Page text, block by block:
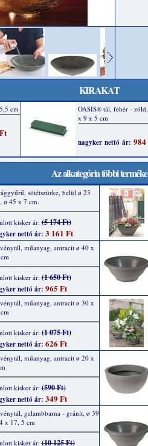
KIRAKAT
Az alkategória többi terméke
sötétszürke, belül ø 23
ø 45 x 7 cm.
kisker ár:(5 174 Ft)
nettó ár: 3 161 Ft
műanyag, antracit ø 40 x
kisker ár:(1 650 Ft)
nettó ár: 965 Ft
műanyag, antracit ø 30 x
kisker ár:(1 075 Ft)
nettó ár: 626 Ft
műanyag, antracit ø 20 x
kisker ár:(590 Ft)
nettó ár: 349 Ft
galambbarna - gránit, ø 39
x 17, 5 cm
kisker ár:(10 125 Ft)